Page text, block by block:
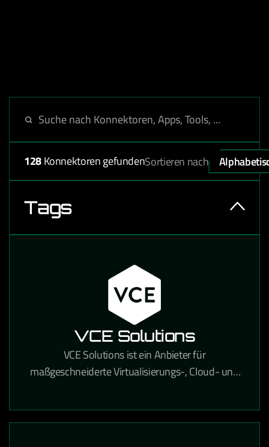
128Konnektoren gefundenSortieren nach
Tags
VCE Solutions
VCE Solutions ist ein Anbieter für
maßgeschneiderte Virtualisierungs-, Cloud- und
zukunftsfähig zu gestalten. Mit umfassender